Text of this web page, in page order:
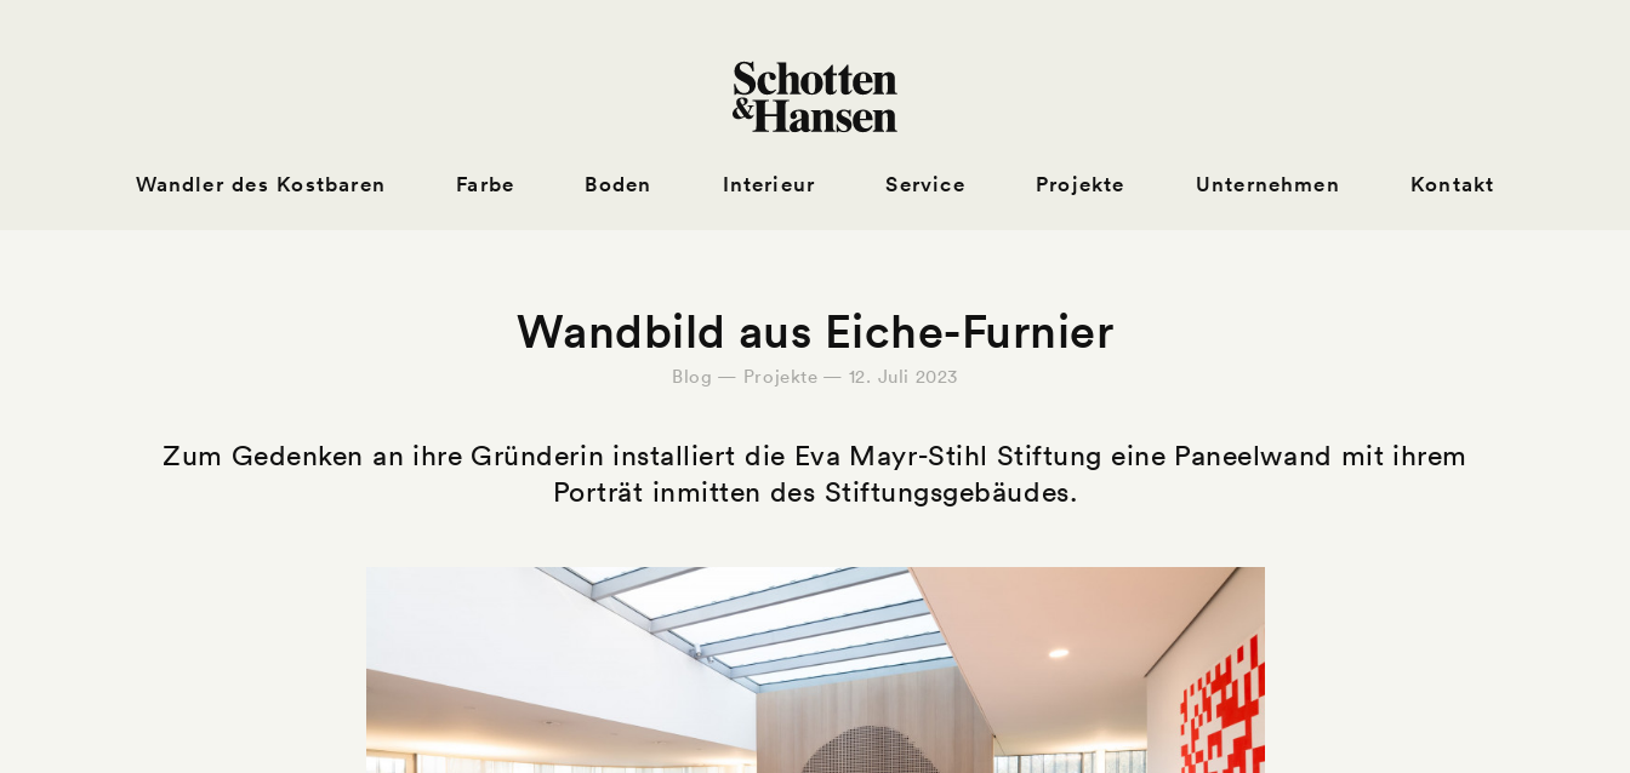
Wandler des Kostbaren Farbe Boden Interieur Service Projekte Unternehmen Kontakt
Wandbild aus Eiche-Furnier
Blog — Projekte — 12. Juli 2023
Zum Gedenken an ihre Gründerin installiert die Eva Mayr-Stihl Stiftung eine Paneelwand mit ihrem
Porträt inmitten des Stiftungsgebäudes.